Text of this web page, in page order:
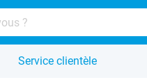
Service clientèle